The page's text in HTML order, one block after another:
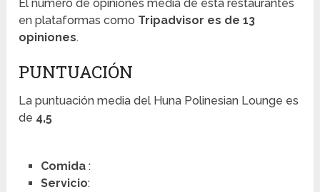
El número de opiniones media de esta restaurantes
en plataformas como Tripadvisor es de 13
opiniones.
PUNTUACIÓN
La puntuación media del Huna Polinesian Lounge es
de 4,5
Comida:
Servicio: